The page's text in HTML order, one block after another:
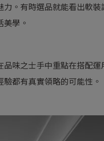
。有時選品就能看出軟
學。
味之士手中重點在搭配
都有真實領略的可能性。